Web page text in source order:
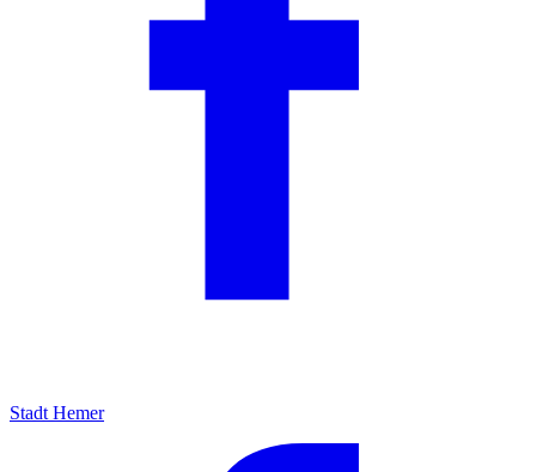
Stadt Hemer